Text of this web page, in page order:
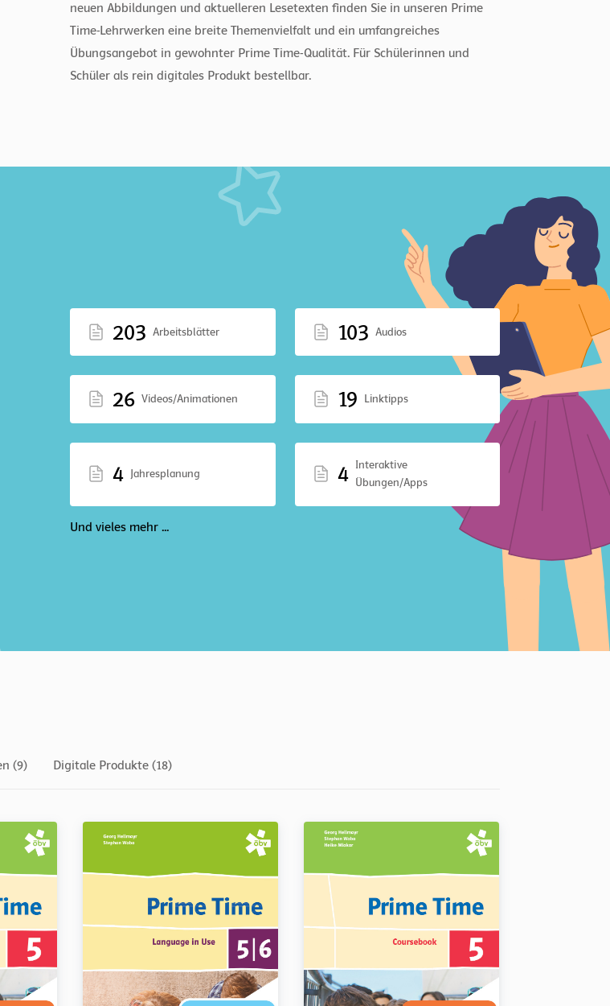
neuen Abbildungen und aktuelleren Lesetexten finden Sie in unseren Prime
Time-Lehrwerken eine breite Themenvielfalt und ein umfangreiches
Übungsangebot in gewohnter Prime Time-Qualität. Für Schülerinnen und
Schüler als rein digitales Produkt bestellbar.
203 Arbeitsblätter 103 Audios
26 Videos/Animationen 19 Linktipps
4 Jahresplanung 4 Interaktive
Übungen/Apps
Und vieles mehr ...
(9) Digitale Produkte (18)